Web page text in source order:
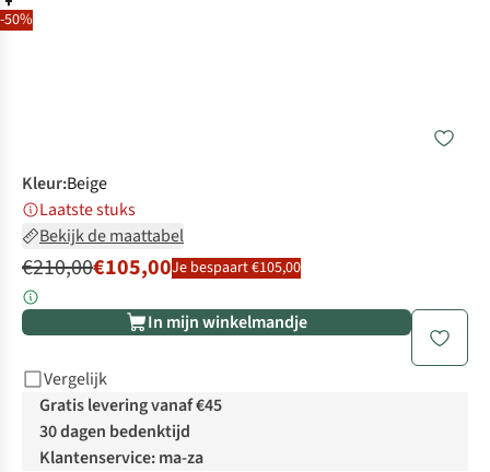
-50%
Kleur:Beige
Laatste stuks
Bekijk de maattabel
€210,00€105,00Je bespaart €105,00
In mijn winkelmandje
Vergelijk
Gratis levering vanaf €45
30 dagen bedenktijd
Klantenservice: ma-za